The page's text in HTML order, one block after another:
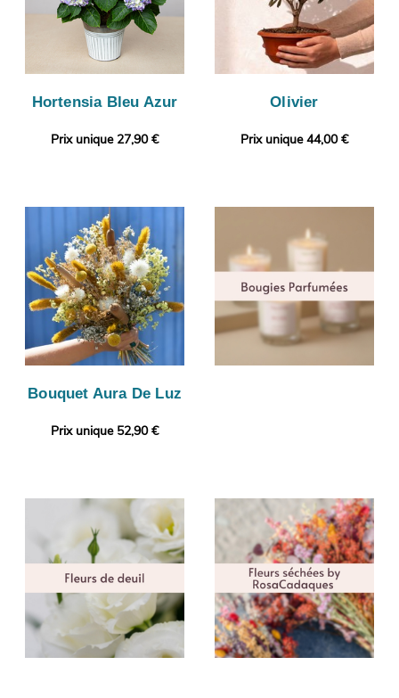
Hortensia Bleu Azur
Prix unique 27,90 €
Olivier
Prix unique 44,00 €
Bouquet Aura De Luz
Prix unique 52,90 €